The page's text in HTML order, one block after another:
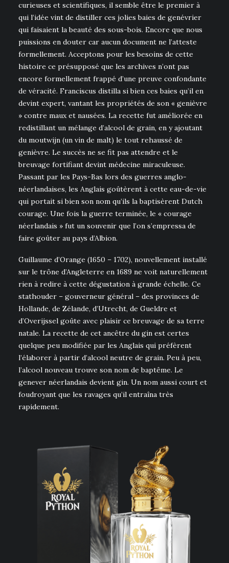
curieuses et scientifiques, il semble être le premier à
qui l’idée vint de distiller ces jolies baies de genévrier
qui faisaient la beauté des sous-bois. Encore que nous
puissions en douter car aucun document ne l’atteste
formellement. Acceptons pour les besoins de cette
histoire ce présupposé que les archives n’ont pas
encore formellement frappé d’une preuve confondante
de véracité. Franciscus distilla si bien ces baies qu’il en
devint expert, vantant les propriétés de son « genièvre
» contre maux et nausées. La recette fut améliorée en
redistillant un mélange d’alcool de grain, en y ajoutant
du moutwijn (un vin de malt) le tout rehaussé de
genièvre. Le succès ne se fit pas attendre et le
breuvage fortifiant devint médecine miraculeuse.
Passant par les Pays-Bas lors des guerres anglo-
néerlandaises, les Anglais goûtèrent à cette eau-de-vie
qui portait si bien son nom qu’ils la baptisèrent Dutch
courage. Une fois la guerre terminée, le « courage
néerlandais » fut un souvenir que l’on s’empressa de
faire goûter au pays d’Albion.
Guillaume d’Orange (1650 – 1702), nouvellement installé
sur le trône d’Angleterre en 1689 ne voit naturellement
rien à redire à cette dégustation à grande échelle. Ce
stathouder – gouverneur général – des provinces de
Hollande, de Zélande, d’Utrecht, de Gueldre et
d’Overijssel goûte avec plaisir ce breuvage de sa terre
natale. La recette de cet ancêtre du gin est certes
quelque peu modifiée par les Anglais qui préfèrent
l’élaborer à partir d’alcool neutre de grain. Peu à peu,
l’alcool nouveau trouve son nom de baptême. Le
genever néerlandais devient gin. Un nom aussi court et
foudroyant que les ravages qu’il entraîna très
rapidement.